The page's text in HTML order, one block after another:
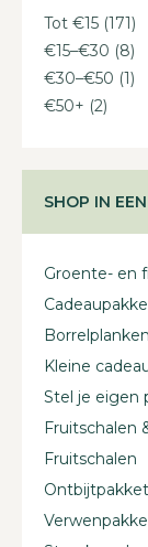
Tot €15 (171)
€15–€30 (8)
€30–€50 (1)
€50+ (2)
SHOP IN
Groente- en
Borrelplanken
Kleine
Stel je eigen
Fruitschalen
Fruitschalen